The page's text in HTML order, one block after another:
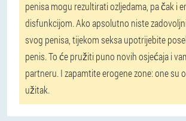
penisa mogu rezultirati ozljedama, pa čak i
disfunkcijom. Ako apsolutno niste
svog penisa, tijekom seksa upotrijebite
penis. To će pružiti puno novih osjećaja i
partneru. I zapamtite erogene zone: one su
užitak.